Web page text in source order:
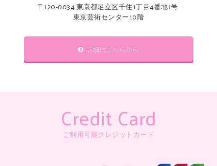
〒120-0034 東京都足立区千住1丁目4番地1号
東京芸術センター10階
詳細はこちらから
Credit Card
ご利用可能クレジットカード